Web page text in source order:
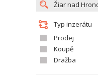
Typ inzerátu
Prodej
Koupě
Dražba